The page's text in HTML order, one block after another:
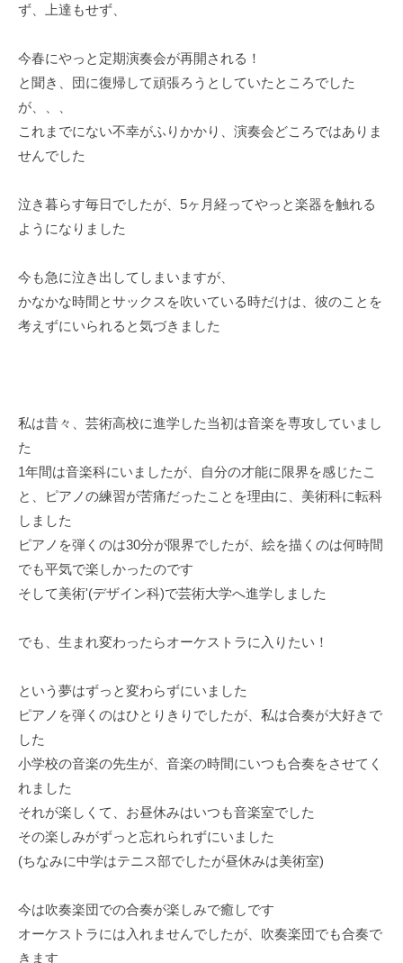
ず、上達もせず、
今春にやっと定期演奏会が再開される！
と聞き、団に復帰して頑張ろうとしていたところでした
が、、、
これまでにない不幸がふりかかり、演奏会どころではありま
せんでした
泣き暮らす毎日でしたが、5ヶ月経ってやっと楽器を触れる
ようになりました
今も急に泣き出してしまいますが、
かなかな時間とサックスを吹いている時だけは、彼のことを
考えずにいられると気づきました
私は昔々、芸術高校に進学した当初は音楽を専攻していまし
た
1年間は音楽科にいましたが、自分の才能に限界を感じたこ
と、ピアノの練習が苦痛だったことを理由に、美術科に転科
しました
ピアノを弾くのは30分が限界でしたが、絵を描くのは何時間
でも平気で楽しかったのです
そして美術'(デザイン科)で芸術大学へ進学しました
でも、生まれ変わったらオーケストラに入りたい！
という夢はずっと変わらずにいました
ピアノを弾くのはひとりきりでしたが、私は合奏が大好きで
した
小学校の音楽の先生が、音楽の時間にいつも合奏をさせてく
れました
それが楽しくて、お昼休みはいつも音楽室でした
その楽しみがずっと忘れられずにいました
(ちなみに中学はテニス部でしたが昼休みは美術室)
今は吹奏楽団での合奏が楽しみで癒しです
オーケストラには入れませんでしたが、吹奏楽団でも合奏で
きます